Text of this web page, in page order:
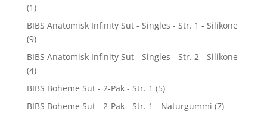
(1)
BIBS Anatomisk Infinity Sut - Singles - Str. 1 - Silikone
(9)
BIBS Anatomisk Infinity Sut - Singles - Str. 2 - Silikone
(4)
BIBS Boheme Sut - 2-Pak - Str. 1 (5)
BIBS Boheme Sut - 2-Pak - Str. 1 - Naturgummi (7)